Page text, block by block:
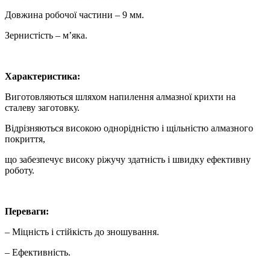
Довжина робочої частини – 9 мм.
Зернистість – м’яка.
Характеристика:
Виготовляються шляхом напилення алмазної крихти на
сталеву заготовку.
Відрізняються високою однорідністю і щільністю алмазного
покриття,
що забезпечує високу ріжучу здатність і швидку ефективну
роботу.
Переваги:
– Міцність і стійкість до зношування.
– Ефективність.